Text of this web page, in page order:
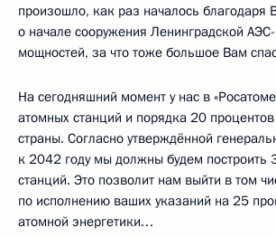
произошло, как раз началось благодаря
о начале сооружения Ленинградской
мощностей, за что тоже большое Вам
На сегодняшний момент у нас в
атомных станций и порядка 20
страны. Согласно утверждённой
к 2042 году мы должны будем построить
станций. Это позволит нам выйти в том
по исполнению ваших указаний на 25
атомной энергетики…